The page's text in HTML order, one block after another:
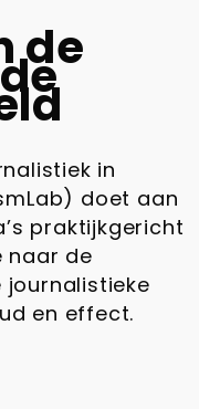
de
in
doet aan
praktijkgericht
naar de
journalistieke
en effect.